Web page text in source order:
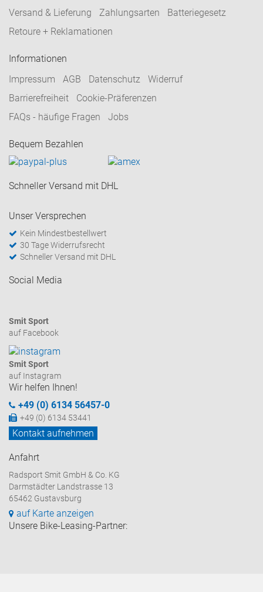
Versand & Lieferung
Zahlungsarten
Batteriegesetz
Retoure + Reklamationen
Informationen
Impressum
AGB Datenschutz
Widerruf
Barrierefreiheit
Cookie-Präferenzen
FAQs - häufige Fragen
Jobs
Bequem Bezahlen
Schneller Versand mit DHL
Unser Versprechen
Kein Mindestbestellwert
30 Tage Widerrufsrecht
Schneller Versand mit DHL
Social Media
Smit Sport
auf Facebook
Smit Sport
auf Instagram
Wir helfen Ihnen!
+49 (0) 6134 56457-0
+49 (0) 6134 53441
Kontakt aufnehmen
Anfahrt
Radsport Smit GmbH & Co. KG
Darmstädter Landstrasse 13
65462 Gustavsburg
auf Karte anzeigen
Unsere Bike-Leasing-Partner: